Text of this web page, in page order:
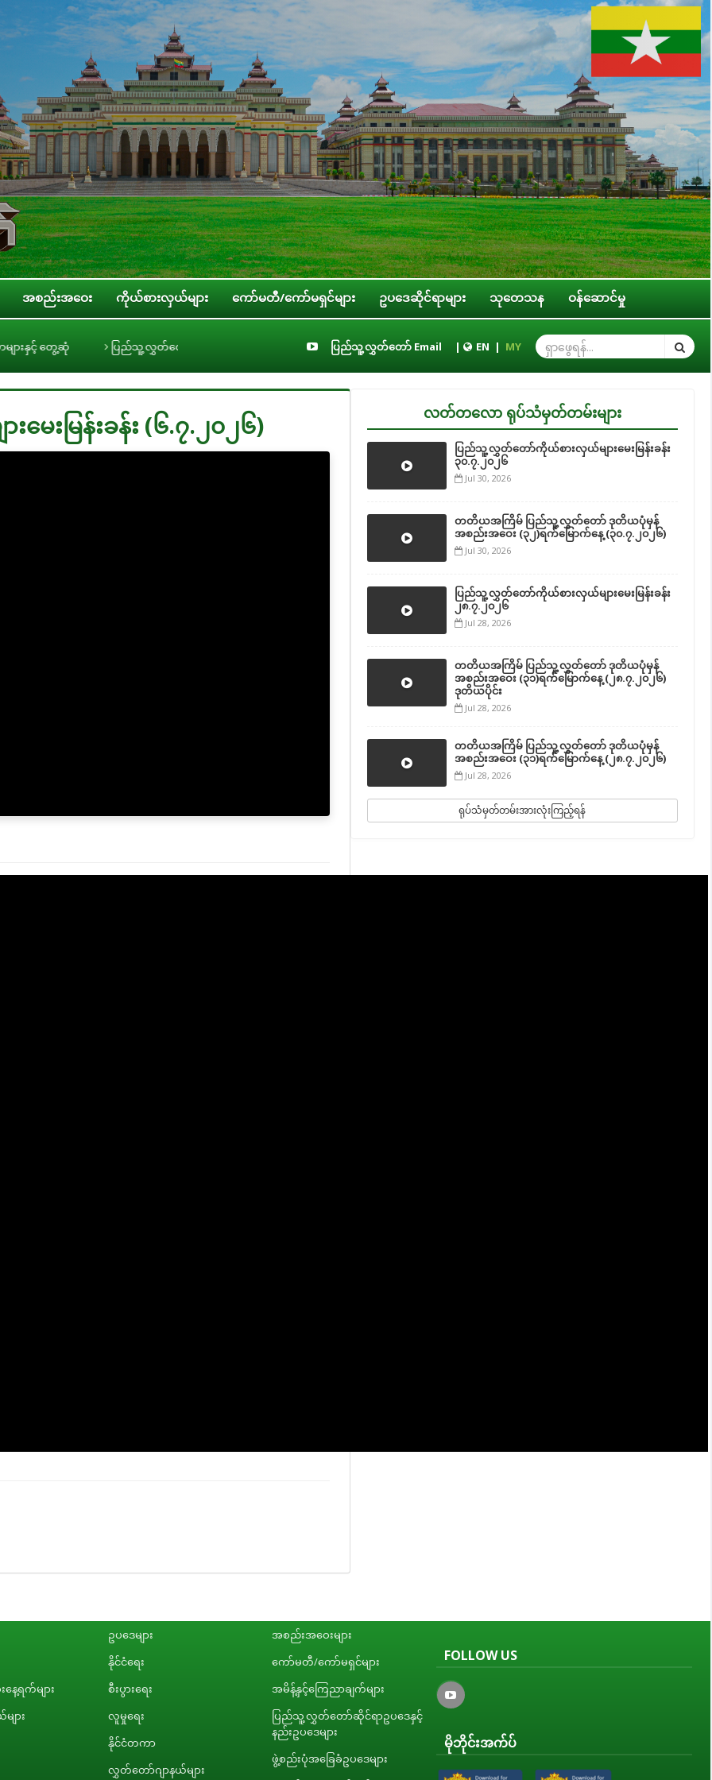
အစည်းအဝေး ကိုယ်စားလှယ်များ ကော်မတီ/ကော်မရှင်များ ဥပဒေဆိုင်ရာများ သုတေသန ဝန်ဆောင်မှု
ပြည်သူ့လွှတ်တော် အစိုးရ၏ အာမခံချက်များ၊ ကတိများနှင့် တာဝန်ခံချက်များစိစစ်ရေးကော်မတီနှင့် ပြည်ထောင်စုအဆင့် အဖွဲ့အစည်းများ၊ ဝန်ကြီးဌာနများ
ပြည်သူ့လွှတ်တော် Email | EN | MY
းမြန်းခန်း (၆.၇.၂၀၂၆) လတ်တလော ရုပ်သံမှတ်တမ်းများ
ပြည်သူ့လွှတ်တော်ကိုယ်စားလှယ်များမေးမြန်းခန်း
၃၀.၇.၂၀၂၆
Jul 30, 2026
တတိယအကြိမ် ပြည်သူ့လွှတ်တော် ဒုတိယပုံမှန်
အစည်းအဝေး (၃၂)ရက်မြောက်နေ့ (၃၀.၇.၂၀၂၆)
Jul 30, 2026
ပြည်သူ့လွှတ်တော်ကိုယ်စားလှယ်များမေးမြန်းခန်း
၂၈.၇.၂၀၂၆
Jul 28, 2026
တတိယအကြိမ် ပြည်သူ့လွှတ်တော် ဒုတိယပုံမှန်
အစည်းအဝေး (၃၁)ရက်မြောက်နေ့ (၂၈.၇.၂၀၂၆)
ဒုတိယပိုင်း
Jul 28, 2026
တတိယအကြိမ် ပြည်သူ့လွှတ်တော် ဒုတိယပုံမှန်
အစည်းအဝေး (၃၁)ရက်မြောက်နေ့ (၂၈.၇.၂၀၂၆)
Jul 28, 2026
ရုပ်သံမှတ်တမ်းအားလုံးကြည့်ရန်
ေ့ရက်များ
ား
ဥပဒေများ
နိုင်ငံရေး
စီးပွားရေး
လူမှုရေး
နိုင်ငံတကာ
လွှတ်တော်ဂျာနယ်များ
အစည်းအဝေးများ
ကော်မတီ/ကော်မရှင်များ
အမိန့်နှင့်ကြေညာချက်များ
ပြည်သူ့လွှတ်တော်ဆိုင်ရာဥပဒေနှင့်
နည်းဥပဒေများ
ဖွဲ့စည်းပုံအခြေခံဥပဒေများ
FOLLOW US
မိုဘိုင်းအက်ပ်